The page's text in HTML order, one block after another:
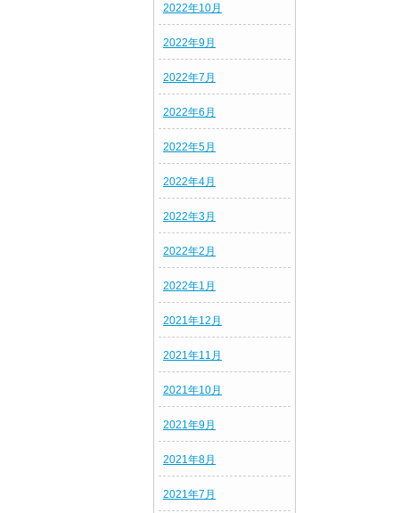
2022年10月
2022年9月
2022年7月
2022年6月
2022年5月
2022年4月
2022年3月
2022年2月
2022年1月
2021年12月
2021年11月
2021年10月
2021年9月
2021年8月
2021年7月